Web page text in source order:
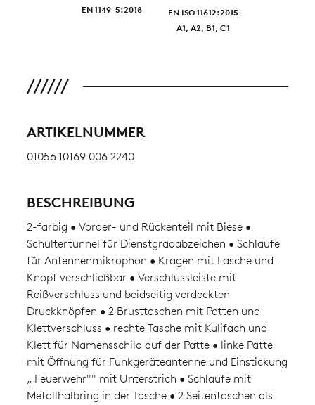
EN 1149-5:2018
EN ISO 11612:2015
A1, A2, B1, C1
ARTIKELNUMMER
01056 10169 006 2240
BESCHREIBUNG
2-farbig • Vorder- und Rückenteil mit Biese •
Schultertunnel für Dienstgradabzeichen • Schlaufe
für Antennenmikrophon • Kragen mit Lasche und
Knopf verschließbar • Verschlussleiste mit
Reißverschluss und beidseitig verdeckten
Druckknöpfen • 2 Brusttaschen mit Patten und
Klettverschluss • rechte Tasche mit Kulifach und
Klett für Namensschild auf der Patte • linke Patte
mit Öffnung für Funkgeräteantenne und Einstickung
„ Feuerwehr"" mit Unterstrich • Schlaufe mit
Metallhalbring in der Tasche • 2 Seitentaschen als